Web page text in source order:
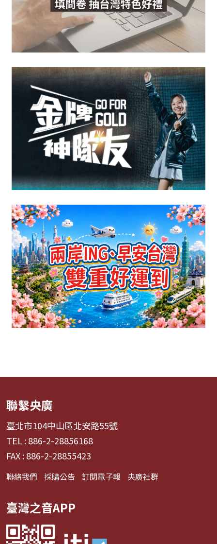
聯繫央廣
臺北市104中山區北安路55號
TEL : 886-2-28856168
FAX : 886-2-28855423
聯絡我們 採購公告 訂閱電子報 央廣社群
臺灣之音APP